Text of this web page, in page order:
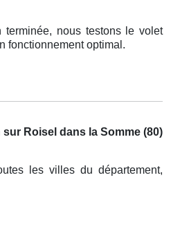
terminée, nous testons le volet
fonctionnement optimal.
Roisel dans la Somme (80)
les villes du département,